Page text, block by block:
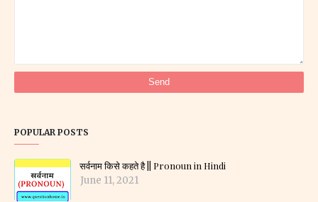
POPULAR POSTS
सर्वनाम किसे कहते है || Pronoun in Hindi
June 11, 2021